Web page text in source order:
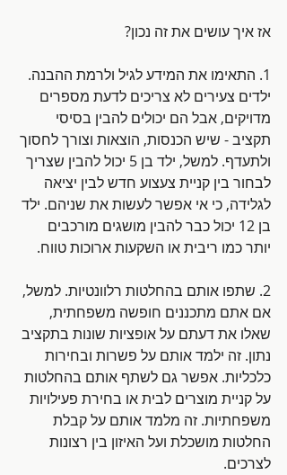
אז איך עושים את זה נכון?
1. התאימו את המידע לגיל ולרמת ההבנה.
ילדים צעירים לא צריכים לדעת מספרים
מדויקים, אבל הם יכולים להבין בסיסי
תקציב - שיש הכנסות, הוצאות וצורך לחסוך
ולתעדף. למשל, ילד בן 5 יכול להבין שצריך
לבחור בין קניית צעצוע חדש לבין יציאה
לגלידה, כי אי אפשר לעשות את שניהם. ילד
בן 12 יכול כבר להבין מושגים מורכבים
יותר כמו ריבית או השקעות ארוכות טווח.
2. שתפו אותם בהחלטות רלוונטיות. למשל,
אם אתם מתכננים חופשה משפחתית,
שאלו את דעתם על אופציות שונות בתקציב
נתון. זה ילמד אותם על פשרות ובחירות
כלכליות. אפשר גם לשתף אותם בהחלטות
על קניית מוצרים לבית או בחירת פעילויות
משפחתיות. זה מלמד אותם על קבלת
החלטות מושכלת ועל האיזון בין רצונות
לצרכים.